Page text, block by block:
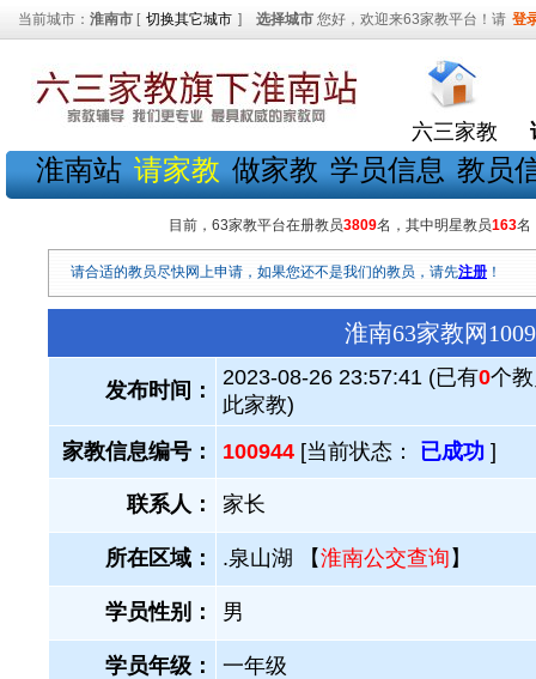
当前城市： 淮南市 [ 切换其它城市 ] 选择城市 您好，欢迎来63家教平台！请 登
六三家教
淮南站 请家教 做家教 学员信息 教员
目前，63家教平台在册教员3809名，其中明星教员163名
请合适的教员尽快网上申请，如果您还不是我们的教员，请先注册 ！
淮南63家教网
发布时间：
2023-08-26 23:57:41 (已有0个
此家教)
家教信息编号：
100944 [当前状态： 已成功 ]
联系人： 家长
所在区域： .泉山湖 【淮南公交查询 】
学员性别： 男
学员年级： 一年级